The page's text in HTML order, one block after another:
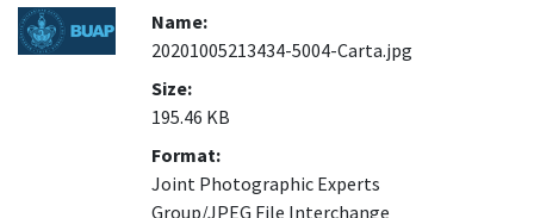
Name:
20201005213434-5004-Carta.jpg
Size:
195.46 KB
Format:
Joint Photographic Experts
Group/JPEG File Interchange